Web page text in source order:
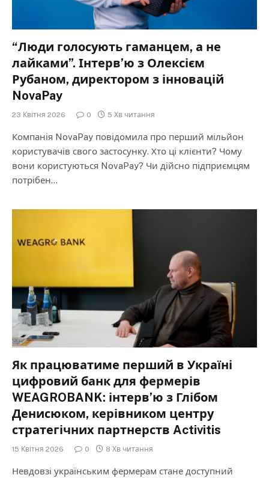
“Люди голосують гаманцем, а не
лайками”. Інтерв’ю з Олексієм
Рубаном, директором з інновацій
NovaPay
23 Квітня 2026 0 5 Хв читання
Компанія NovaPay повідомила про перший мільйон
користувачів свого застосунку. Хто ці клієнти? Чому
вони користуються NovaPay? Чи дійсно підприємцям
потрібен…
Як працюватиме перший в Україні
цифровий банк для фермерів
WEAGROBANK: інтерв’ю з Глібом
Денисюком, керівником центру
стратегічних партнерств Activitis
15 Квітня 2026 0 8 Хв читання
Невдовзі українським фермерам стане доступний